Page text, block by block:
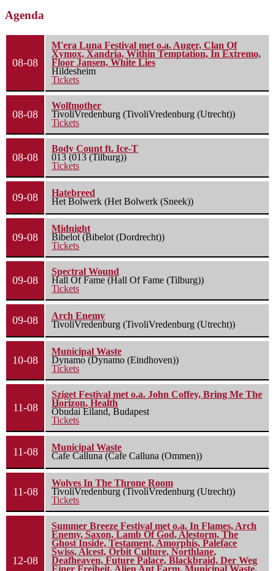
Agenda
08-08
M'era Luna Festival met o.a. Auger, Clan Of
Xymox, Xandria, Within Temptation, In Extremo,
Floor Jansen, White Lies
Hildesheim
Tickets
08-08
Wolfmother
TivoliVredenburg (TivoliVredenburg (Utrecht))
Tickets
08-08
Body Count ft. Ice-T
013 (013 (Tilburg))
Tickets
09-08
Hatebreed
Het Bolwerk (Het Bolwerk (Sneek))
09-08
Midnight
Bibelot (Bibelot (Dordrecht))
Tickets
09-08
Spectral Wound
Hall Of Fame (Hall Of Fame (Tilburg))
Tickets
09-08
Arch Enemy
TivoliVredenburg (TivoliVredenburg (Utrecht))
10-08
Municipal Waste
Dynamo (Dynamo (Eindhoven))
Tickets
11-08
Sziget Festival met o.a. John Coffey, Bring Me The
Horizon, Health
Óbudai Eiland, Budapest
Tickets
11-08
Municipal Waste
Cafe Calluna (Cafe Calluna (Ommen))
11-08
Wolves In The Throne Room
TivoliVredenburg (TivoliVredenburg (Utrecht))
Tickets
12-08
Summer Breeze Festival met o.a. In Flames, Arch
Enemy, Saxon, Lamb Of God, Alestorm, The
Ghost Inside, Testament, Amorphis, Paleface
Swiss, Alcest, Orbit Culture, Northlane,
Deafheaven, Future Palace, Blackbraid, Der Weg